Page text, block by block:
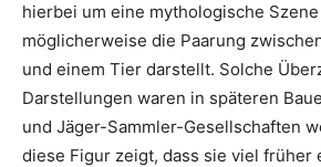
hierbei um eine mythologische
möglicherweise die Paarung
und einem Tier darstellt. Solche
Darstellungen waren in späteren
und Jäger-Sammler-Gesellschaften
diese Figur zeigt, dass sie viel früher